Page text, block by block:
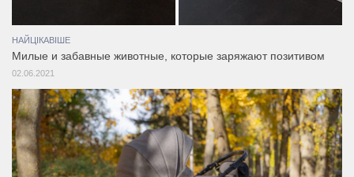
НАЙЦІКАВІШЕ
Милые и забавные животные, которые заряжают позитивом
02.06.2021